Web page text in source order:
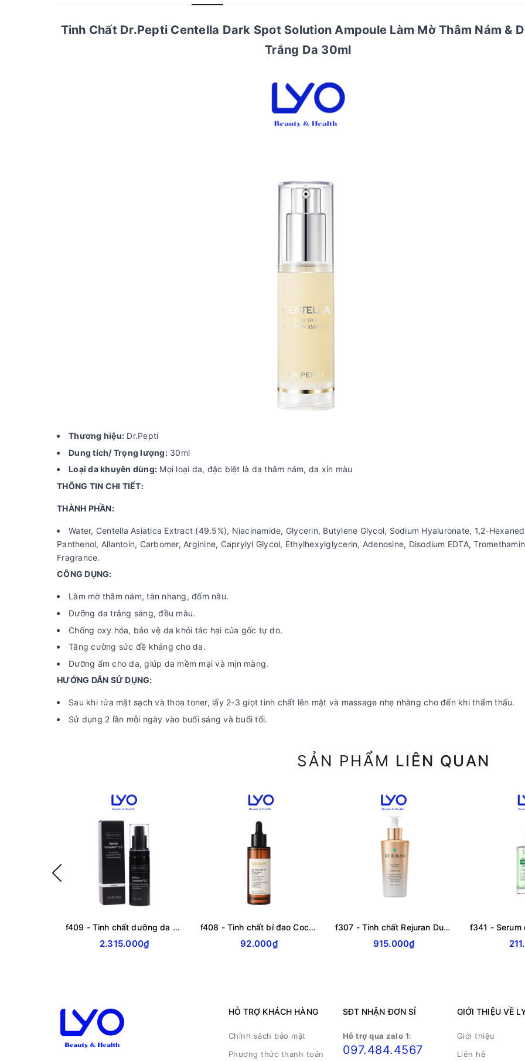
Tinh Chất Dr.Pepti Centella Dark Spot Solution Ampoule Làm Mờ Thâm Nám &
Trắng Da 30ml
Thương hiệu: Dr.Pepti
Dung tích/ Trọng lượng:30ml
Loại da khuyên dùng: Mọi loại da, đặc biệt là da thâm nám, da xỉn màu
THÔNG TIN CHI TIẾT:
THÀNH PHẦN:
Water, Centella Asiatica Extract (49.5%), Niacinamide, Glycerin, Butylene Glycol, Sodium Hyaluronate, 1,2-
Panthenol, Allantoin, Carbomer, Arginine, Caprylyl Glycol, Ethylhexylglycerin, Adenosine, Disodium EDTA,
Fragrance.
CÔNG DỤNG:
Làm mờ thâm nám, tàn nhang, đốm nâu.
Dưỡng da trắng sáng, đều màu.
Chống oxy hóa, bảo vệ da khỏi tác hại của gốc tự do.
Tăng cường sức đề kháng cho da.
Dưỡng ẩm cho da, giúp da mềm mại và mịn màng.
HƯỚNG DẪN SỬ DỤNG:
Sau khi rửa mặt sạch và thoa toner, lấy 2-3 giọt tinh chất lên mặt và massage nhẹ nhàng cho đến khi thẩm thấu.
Sử dụng 2 lần mỗi ngày vào buổi sáng và buổi tối.
SẢN PHẨM LIÊN QUAN
f409 - Tinh chất dưỡng da Revision Skincare RETINOL COMPLETE 1.0 30ml
2.315.000₫
f408 - Tinh chất bí đao Cocoon N7 Winter Melon Serum N7 30ml
92.000₫
f307 - Tinh chất Rejuran Dual Effect Ampoule dưỡng ẩm sâu, ngừa lão hoá 30ml
915.000₫
HỖ TRỢ KHÁCH HÀNG
Chính sách bảo mật
Phương thức thanh toán
SĐT NHẬN ĐƠN SỈ
Hỗ trợ qua zalo 1:
097.484.4567
GIỚI THIỆU VỀ
Giới thiệu
Liên hệ